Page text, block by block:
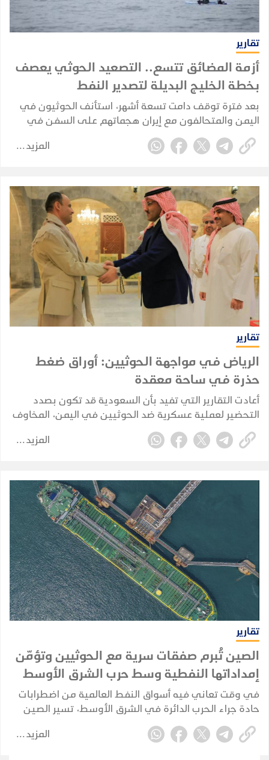
تقارير
أزمة المضائق تتسع.. التصعيد الحوثي يعصف
بخطة الخليج البديلة لتصدير النفط
بعد فترة توقف دامت تسعة أشهر، استأنف الحوثيون في
اليمن والمتحالفون مع إيران هجماتهم على السفن في
خصمهم القديم، المملكة العربية السعودية.
المزيد
تقارير
الرياض في مواجهة الحوثيين: أوراق ضغط
حذرة في ساحة معقدة
أعادت التقارير التي تفيد بأن السعودية قد تكون بصدد
التحضير لعملية عسكرية ضد الحوثيين في اليمن، المخاوف
من أن تنجر الرياض مجددًا إلى حرب برية مباشرة. لكن الأدلة
المتوفرة حاليًا تشير إلى تخطيط احترازي وإعادة تموضع
المزيد
تقارير
الصين تُبرم صفقات سرية مع الحوثيين وتؤمّن
إمداداتها النفطية وسط حرب الشرق الأوسط
في وقت تعاني فيه أسواق النفط العالمية من اضطرابات
حادة جراء الحرب الدائرة في الشرق الأوسط، تسير الصين
في اتجاه مختلف؛ إذ تُبرم صفقاتها الخاصة وتُكرّس نفوذها
الاستراتيجي بعيداً عن الأضواء، بينما تتصارع إدارة ترامب
المزيد